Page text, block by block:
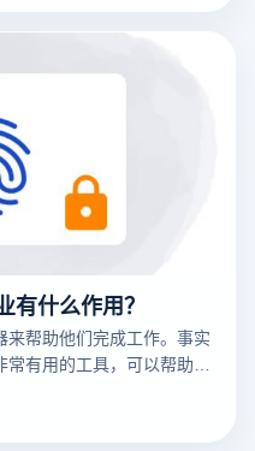
有什么作用？
帮助他们完成工作。事实
有用的工具，可以帮助广